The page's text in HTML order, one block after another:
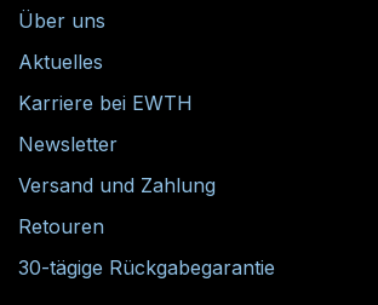
Über uns
Aktuelles
Karriere bei EWTH
Newsletter
Versand und Zahlung
Retouren
30-tägige Rückgabegarantie